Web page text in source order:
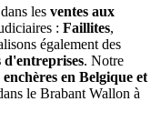
les ventes aux
: Faillites,
également des
d'entreprises. Notre
enchères en Belgique et
le Brabant Wallon à